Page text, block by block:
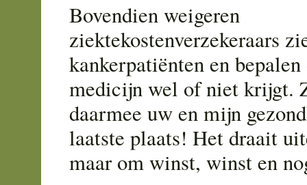
Bovendien weigeren
ziektekostenverzekeraars
kankerpatiënten en
medicijn wel of niet krijgt.
daarmee uw en mijn
laatste plaats! Het draait
maar om winst, winst en